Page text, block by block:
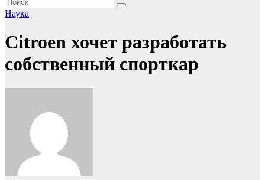
Наука
Citroen хочет разработать
собственный спорткар